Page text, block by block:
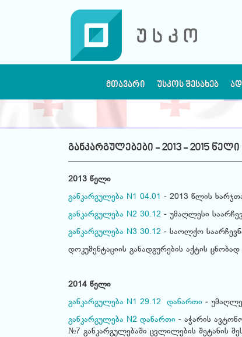
ᲛᲗᲐᲕᲐᲠᲘ ᲣᲡᲙᲝᲡ ᲨᲔᲡᲐᲮᲔᲑ
განკარგულებები - 2013 - 2015 წელი
2013 წელი
განკარგულება N1 04.01 - 2013 წლის
განკარგულება N2 30.12 - უმაღლესი
განკარგულება N3 30.12 - საოლქო
დოკუმენტაციის განადგურების აქტის ცნობად
2014 წელი
განკარგულება N1 29.12
დანართი -
განკარგულება N2 დანართი - აჭარის
№7 განკარგულებაში ცვლილების შეტანის